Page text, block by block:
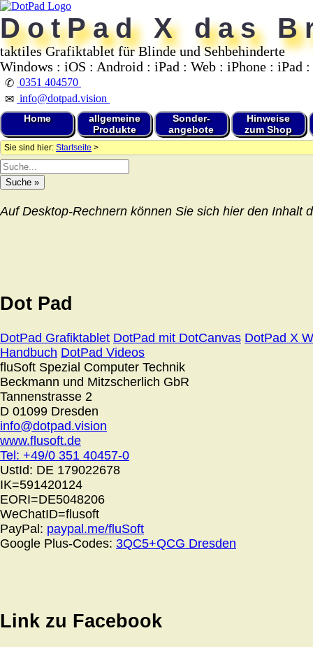
DotPad X das
taktiles Grafiktablet für Blinde und Sehbehinderte
Windows : iOS : Android : iPad : Web : iPhone : iPad
✆ 0351 404570
✉ info@dotpad.vision
Home
allgemeine
Produkte
Sonder-
angebote
Hinweise
zum Shop
Sie sind hier: Startseite >
Auf Desktop-Rechnern können Sie sich hier den Inhalt
Dot Pad
DotPad Grafiktablet DotPad mit DotCanvas DotPad X
Handbuch DotPad Videos
fluSoft Spezial Computer Technik
Beckmann und Mitzscherlich GbR
Tannenstrasse 2
D 01099 Dresden
info@dotpad.vision
www.flusoft.de
Tel: +49/0 351 40457-0
UstId: DE 179022678
IK=591420124
EORI=DE5048206
WeChatID=flusoft
PayPal: paypal.me/fluSoft
Google Plus-Codes: 3QC5+QCG Dresden
Link zu Facebook